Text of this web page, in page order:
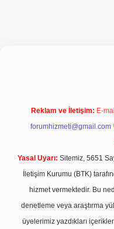
Reklam ve İletişim: E-
forumhizmeti@gmail.com
Yasal Uyarı: Sitemiz, 5651
İletişim Kurumu (BTK)
hizmet vermektedir. Bu
denetleme veya araştırma
üyelerimiz yazdıkları